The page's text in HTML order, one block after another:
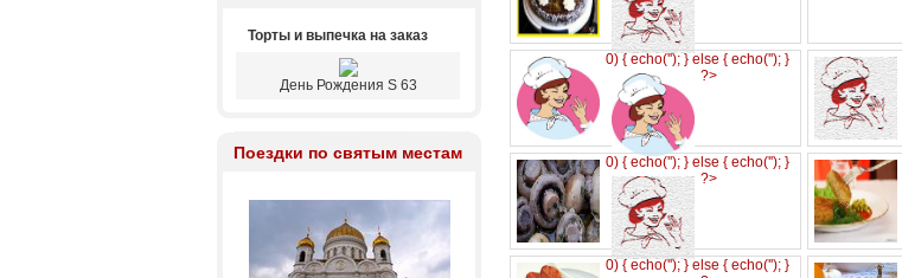
Торты и выпечка на заказ
День Рождения S 63
Поездки по святым местам
0) { echo(''); } else { echo(''); }
?>
0) { echo(''); } else { echo(''); }
?>
0) { echo(''); } else { echo(''); }